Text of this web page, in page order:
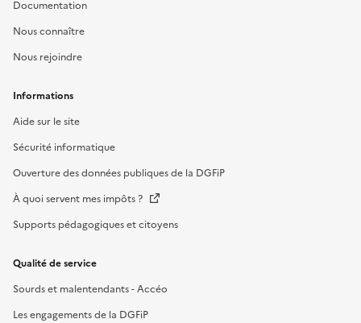
Documentation
Nous connaître
Nous rejoindre
Informations
Aide sur le site
Sécurité informatique
Ouverture des données publiques de la DGFiP
À quoi servent mes impôts ?
Supports pédagogiques et citoyens
Qualité de service
Sourds et malentendants - Accéo
Les engagements de la DGFiP